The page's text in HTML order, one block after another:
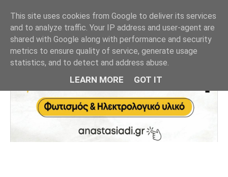
This site uses cookies from Google to deliver its services
and to analyze traffic. Your IP address and user-agent are
shared with Google along with performance and security
metrics to ensure quality of service, generate usage
statistics, and to detect and address abuse.
LEARN MORE GOT IT